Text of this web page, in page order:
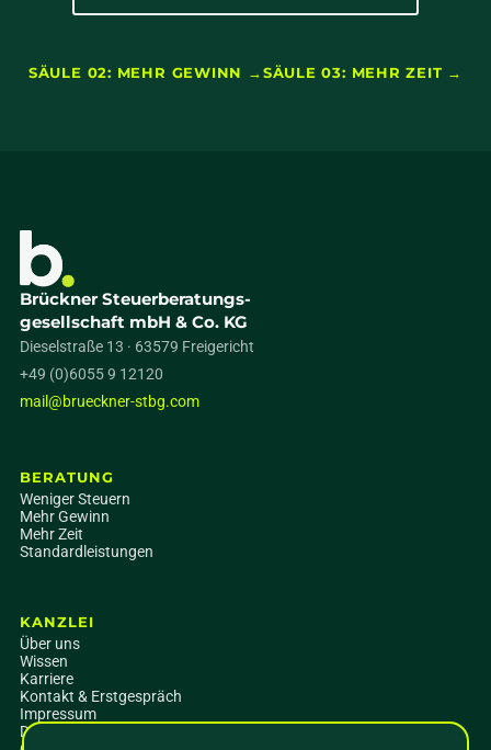
SÄULE 02: MEHR GEWINN →SÄULE 03: MEHR ZEIT →
Brückner Steuerberatungs-
gesellschaft mbH & Co. KG
Dieselstraße 13 · 63579 Freigericht
+49 (0)6055 9 12120
mail@brueckner-stbg.com
BERATUNG
Weniger Steuern
Mehr Gewinn
Mehr Zeit
Standardleistungen
KANZLEI
Über uns
Wissen
Karriere
Kontakt & Erstgespräch
Impressum
Datenschutz